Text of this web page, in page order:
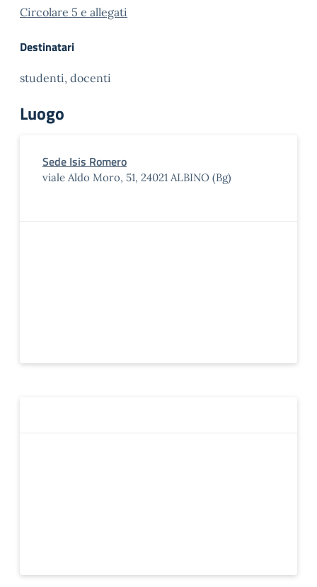
Circolare 5 e allegati
Destinatari
studenti, docenti
Luogo
Sede Isis Romero
viale Aldo Moro, 51, 24021 ALBINO (Bg)